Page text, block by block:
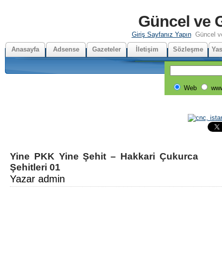
Güncel ve
Giriş Sayfanız Yapın Güncel
Anasayfa
Adsense Gazeteler İletişim Sözleşme
Web
Yine PKK Yine Şehit – Hakkari Çukurca
Şehitleri 01
Yazar admin